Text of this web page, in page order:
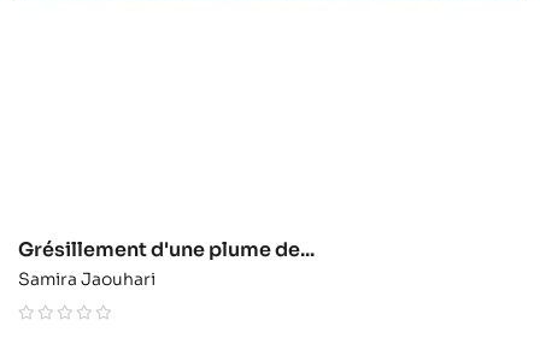
Grésillement d'une plume de...
Samira Jaouhari